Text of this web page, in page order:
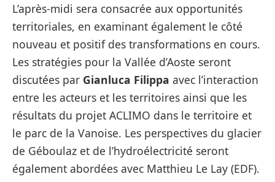
L’après-midi sera consacrée aux opportunités
territoriales, en examinant également le côté
nouveau et positif des transformations en cours.
Les stratégies pour la Vallée d’Aoste seront
discutées par Gianluca Filippa avec l’interaction
entre les acteurs et les territoires ainsi que les
résultats du projet ACLIMO dans le territoire et
le parc de la Vanoise. Les perspectives du glacier
de Géboulaz et de l’hydroélectricité seront
également abordées avec Matthieu Le Lay (EDF).